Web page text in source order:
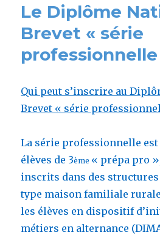
Le Diplôme
Brevet « série
professionnelle
Qui peut s’inscrire au
Brevet « série
La série professionnelle
élèves de 3ème « prépa pro
inscrits dans des structures
type maison familiale rurale
les élèves en dispositif
métiers en alternance